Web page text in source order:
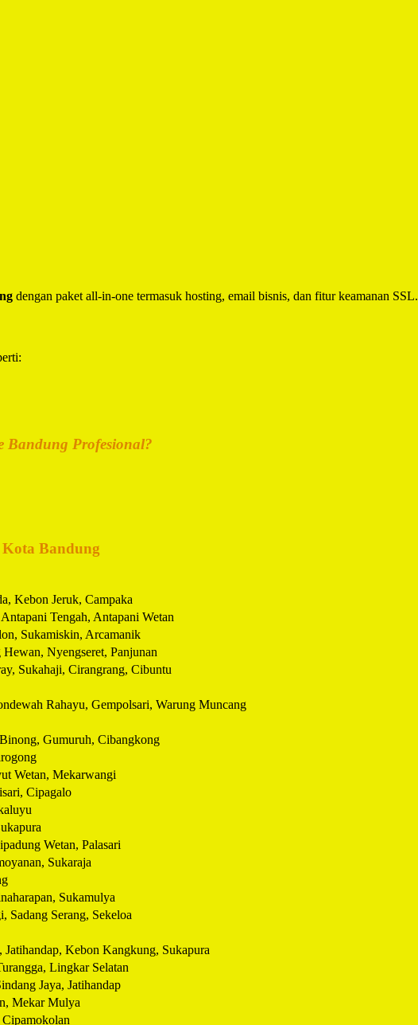
dengan paket all-in-one termasuk hosting, email bisnis, dan fitur keamanan SSL.
Bandung Profesional?
Bandung
Kebon Jeruk, Campaka
Tengah, Antapani Wetan
Sukamiskin, Arcamanik
Nyengseret, Panjunan
Sukahaji, Cirangrang, Cibuntu
Rahayu, Gempolsari, Warung Muncang
Gumuruh, Cibangkong
Wetan, Mekarwangi
Cipagalo
Wetan, Palasari
Sukaraja
Sukamulya
Sadang Serang, Sekeloa
Jatihandap, Kebon Kangkung, Sukapura
Lingkar Selatan
Jaya, Jatihandap
Mekar Mulya